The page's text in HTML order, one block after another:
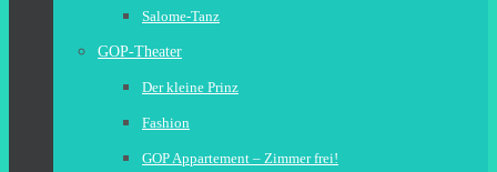
Salome-Tanz
GOP-Theater
Der kleine Prinz
Fashion
GOP Appartement – Zimmer frei!